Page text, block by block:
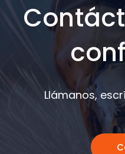
Llámanos,